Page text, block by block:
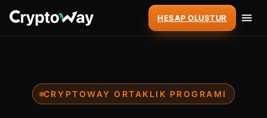
HESAP OLUŞTUR
CRYPTOWAY ORTAKLIK PROGRAMI